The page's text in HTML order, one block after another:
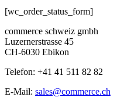
[wc_order_status_form]
commerce schweiz gmbh
Luzernerstrasse 45
CH-6030 Ebikon
Telefon: +41 41 511 82 82
E-Mail: sales@commerce.ch